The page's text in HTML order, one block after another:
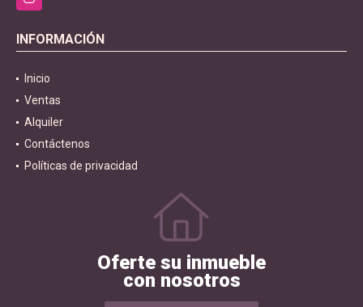
INFORMACIÓN
Inicio
Ventas
Alquiler
Contáctenos
Políticas de privacidad
Oferte su inmueble
con nosotros